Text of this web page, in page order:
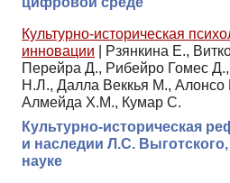
Культурно-историческая
инновации
Рзянкина Е.,
Перейра Д., Рибейро Гомес
Н.Л., Далла Веккья М., Алонсо
Алмейда Х.М., Кумар С.
Культурно-историческая
и наследии Л.С. Выготского,
науке